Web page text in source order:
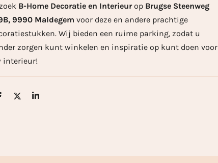
B-Home Decoratie en Interieurop Brugse Steenweg
9990 Maldegem voor deze en andere prachtige
Wij bieden een ruime parking, zodat u
zorgen kunt winkelen en inspiratie op kunt doen voor
interieur!
D
S